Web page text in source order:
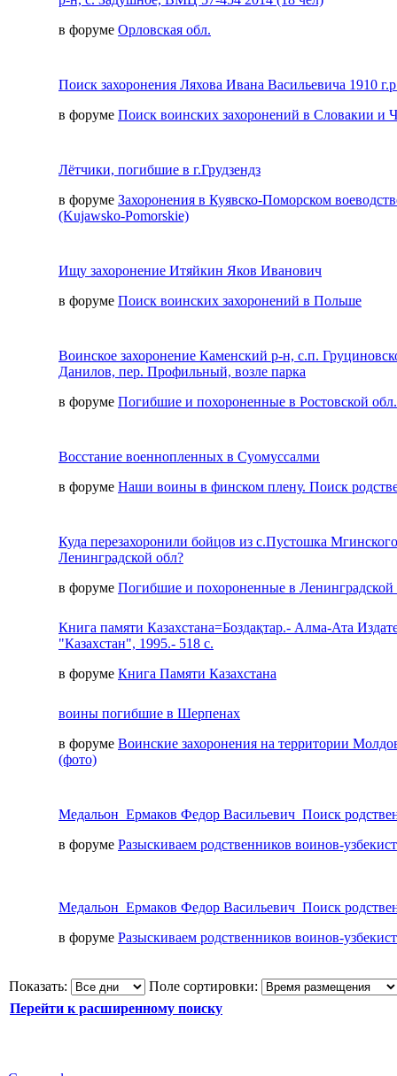
в форуме Орловская обл.
Поиск захоронения Ляхова Ивана Васильевича 1910
в форуме Поиск воинских захоронений в Словакии и
Лётчики, погибшие в г.Грудзендз
в форуме Захоронения в Куявско-Поморском
(Kujawsko-Pomorskie)
Ищу захоронение Итяйкин Яков Иванович
в форуме Поиск воинских захоронений в Польше
Воинское захоронение Каменский р-н, с.п.
Данилов, пер. Профильный, возле парка
в форуме Погибшие и похороненные в Ростовской обл.
Восстание военнопленных в Суомуссалми
в форуме Наши воины в финском плену. Поиск
Куда перезахоронили бойцов из с.Пустошка
Ленинградской обл?
в форуме Погибшие и похороненные в Ленинградской
Книга памяти Казахстана=Боздақтар.- Алма-Ата
"Казахстан", 1995.- 518 с.
в форуме Книга Памяти Казахстана
воины погибшие в Шерпенах
в форуме Воинские захоронения на территории
(фото)
Медальон_Ермаков Федор Васильевич_Поиск
в форуме Разыскиваем родственников воинов-
Медальон_Ермаков Федор Васильевич_Поиск
в форуме Разыскиваем родственников воинов-
Показать:
Поле сортировки:
Перейти к расширенному поиску